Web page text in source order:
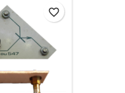
favorite_border